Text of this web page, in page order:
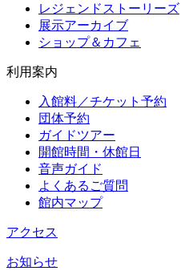
レジェンドストーリーズ
展示アーカイブ
ショップ＆カフェ
利用案内
入館料／チケット予約
団体予約
ガイドツアー
開館時間・休館日
音声ガイド
よくあるご質問
館内マップ
アクセス
お知らせ